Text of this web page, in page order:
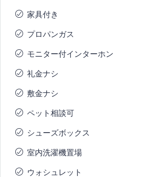
家具付き
プロパンガス
モニター付インターホン
礼金ナシ
敷金ナシ
ペット相談可
シューズボックス
室内洗濯機置場
ウォシュレット